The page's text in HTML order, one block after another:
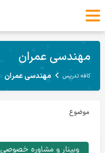
مهندسی عمران
کافه تدریس مهندسی عمران
موضوع
وبینار و مشاوره خصوصی